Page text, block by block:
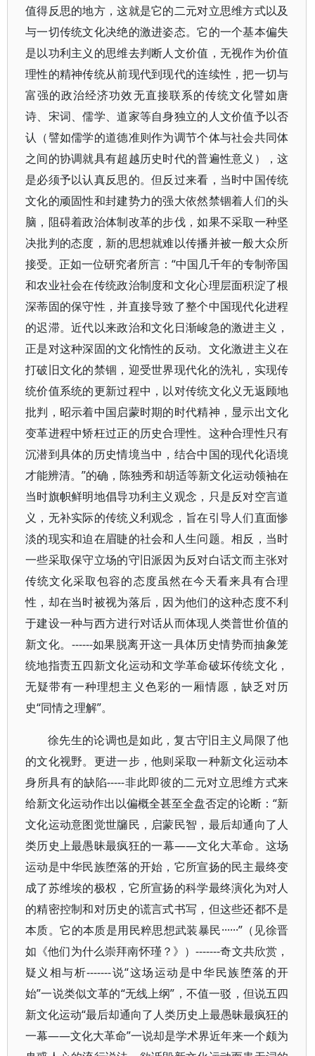
值得反思的地方，这就是它的二元对立思维方式以及
与一切传统文化决绝的激进姿态。它的一个基本偏失
是以功利主义的思维去判断人文价值，无视作为价值
理性的精神传统从前现代到现代的连续性，把一切与
富强的政治经济功效无直接联系的传统文化譬如唐
诗、宋词、儒学、道家等自身独立的人文价值予以否
认（譬如儒学的道德准则作为调节个体与社会共同体
之间的协调就具有超越历史时代的普遍性意义），这
是必须予以认真反思的。但反过来看，当时中国传统
文化的顽固性和封建势力的强大依然禁锢着人们的头
脑，阻碍着政治体制改革的步伐，如果不采取一种坚
决批判的态度，新的思想就难以传播并被一般大众所
接受。正如一位研究者所言：“中国几千年的专制帝国
和农业社会在传统政治制度和文化心理层面积淀了根
深蒂固的保守性，并直接导致了整个中国现代化进程
的迟滞。近代以来政治和文化日渐峻急的激进主义，
正是对这种深固的文化惰性的反动。文化激进主义在
打破旧文化的禁锢，迎受世界现代化的洗礼，实现传
统价值系统的更新过程中，以对传统文化义无返顾地
批判，昭示着中国启蒙时期的时代精神，显示出文化
变革进程中矫枉过正的历史合理性。这种合理性只有
沉潜到具体的历史情境当中，结合中国的现代化语境
才能辨清。”的确，陈独秀和胡适等新文化运动领袖在
当时旗帜鲜明地倡导功利主义观念，只是反对空言道
义，无补实际的传统义利观念，旨在引导人们直面惨
淡的现实和迫在眉睫的社会和人生问题。相反，当时
一些采取保守立场的守旧派因为反对白话文而主张对
传统文化采取包容的态度虽然在今天看来具有合理
性，却在当时被视为落后，因为他们的这种态度不利
于建设一种与西方进行对话从而体现人类普世价值的
新文化。------如果脱离开这一具体历史情势而抽象笼
统地指责五四新文化运动和文学革命破坏传统文化，
无疑带有一种理想主义色彩的一厢情愿，缺乏对历
史“同情之理解”。
徐先生的论调也是如此，复古守旧主义局限了他
的文化视野。更进一步，他则采取一种新文化运动本
身所具有的缺陷-----非此即彼的二元对立思维方式来
给新文化运动作出以偏概全甚至全盘否定的论断：“新
文化运动意图觉世牖民，启蒙民智，最后却通向了人
类历史上最愚昧最疯狂的一幕——文化大革命。这场
运动是中华民族堕落的开始，它所宣扬的民主最终变
成了苏维埃的极权，它所宣扬的科学最终演化为对人
的精密控制和对历史的谎言式书写，但这些还都不是
本质。它的本质是用民粹思想武装暴民······”（见徐晋
如《他们为什么崇拜南怀瑾？》）-------奇文共欣赏，
疑义相与析-------说“这场运动是中华民族堕落的开
始”一说类似文革的“无线上纲”，不值一驳，但说五四
新文化运动“最后却通向了人类历史上最愚昧最疯狂的
一幕——文化大革命”一说却是学术界近年来一个颇为